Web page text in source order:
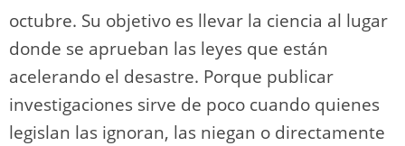
octubre. Su objetivo es llevar la ciencia al lugar
donde se aprueban las leyes que están
acelerando el desastre. Porque publicar
investigaciones sirve de poco cuando quienes
legislan las ignoran, las niegan o directamente